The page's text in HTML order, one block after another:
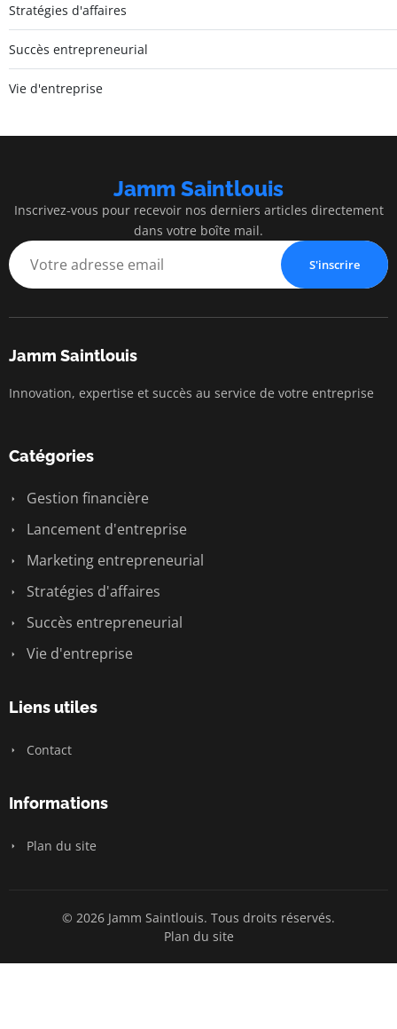
Stratégies d'affaires
Succès entrepreneurial
Vie d'entreprise
Jamm Saintlouis
Inscrivez-vous pour recevoir nos derniers articles directement
dans votre boîte mail.
S'inscrire
Jamm Saintlouis
Innovation, expertise et succès au service de votre entreprise
Catégories
Gestion financière
Lancement d'entreprise
Marketing entrepreneurial
Stratégies d'affaires
Succès entrepreneurial
Vie d'entreprise
Liens utiles
Contact
Informations
Plan du site
© 2026 Jamm Saintlouis. Tous droits réservés.
Plan du site